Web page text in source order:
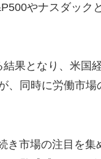
やナスダック
果となり、米国
、同時に労働市
市場の注目を